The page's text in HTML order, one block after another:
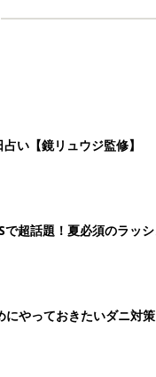
い【鏡リュウジ監修】
超話題！夏必須のラッ
やっておきたいダニ対策